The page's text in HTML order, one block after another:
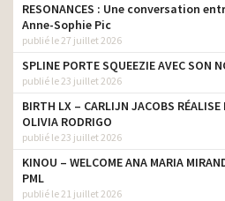
RESONANCES : Une conversation
Anne-Sophie Pic
publié le 27 juillet 2026
SPLINE PORTE SQUEEZIE AVEC SON
publié le 23 juillet 2026
BIRTH LX – CARLIJN JACOBS RÉALISE
OLIVIA RODRIGO
publié le 23 juillet 2026
KINOU – WELCOME ANA MARIA
PML
publié le 21 juillet 2026